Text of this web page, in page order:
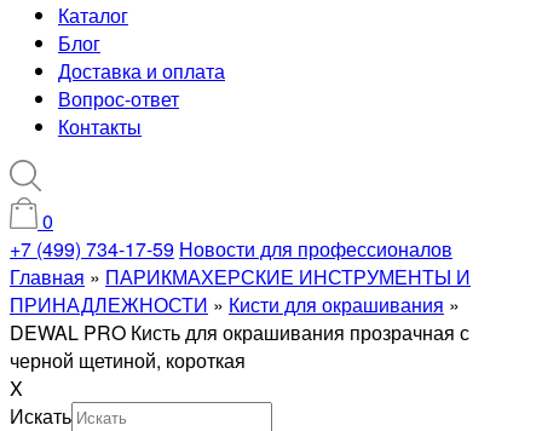
Каталог
Блог
Доставка и оплата
Вопрос-ответ
Контакты
0
+7 (499) 734-17-59 Новости для профессионалов
Главная » ПАРИКМАХЕРСКИЕ ИНСТРУМЕНТЫ И
ПРИНАДЛЕЖНОСТИ » Кисти для окрашивания »
DEWAL PRO Кисть для окрашивания прозрачная с
черной щетиной, короткая
X
Искать